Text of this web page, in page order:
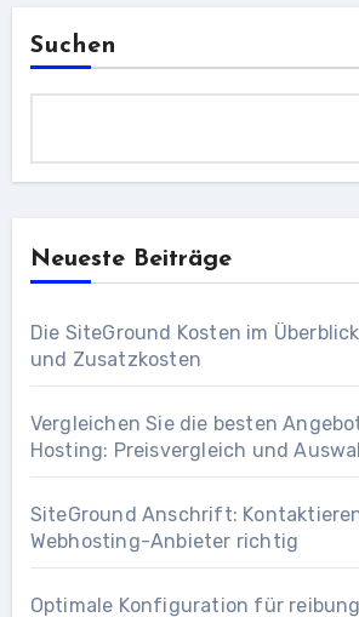
Suchen
Neueste Beiträge
Die SiteGround Kosten im
und Zusatzkosten
Vergleichen Sie die besten
Hosting: Preisvergleich und
SiteGround Anschrift:
Webhosting-Anbieter richtig
Optimale Konfiguration für